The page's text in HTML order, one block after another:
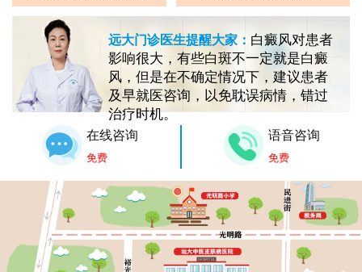
远大门诊医生提醒大家： 白癜风对患者
影响很大，有些白斑不一定就是白癜
风，但是在不确定情况下，建议患者
及早就医咨询，以免耽误病情，错过
治疗时机。
在线咨询
免费
语音咨询
免费